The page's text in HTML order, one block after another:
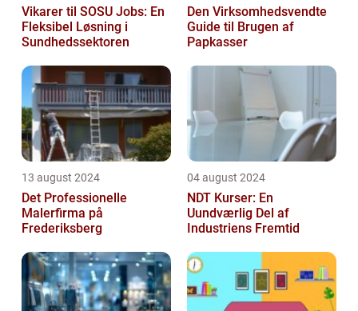
Vikarer til SOSU Jobs: En
Fleksibel Løsning i
Sundhedssektoren
Den Virksomhedsvendte
Guide til Brugen af
Papkasser
13 august 2024
Det Professionelle
Malerfirma på
Frederiksberg
04 august 2024
NDT Kurser: En
Uundværlig Del af
Industriens Fremtid